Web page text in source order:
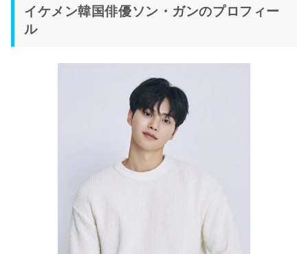
イケメン韓国俳優ソン・ガンのプロフィー
ル